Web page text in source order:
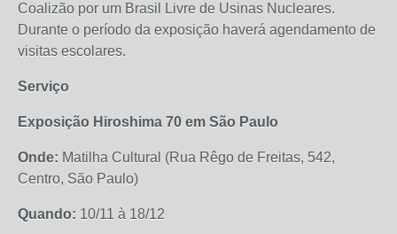
Coalizão por um Brasil Livre de Usinas Nucleares.
Durante o período da exposição haverá agendamento de
visitas escolares.
Serviço
Exposição Hiroshima 70 em São Paulo
Onde: Matilha Cultural (Rua Rêgo de Freitas, 542,
Centro, São Paulo)
Quando: 10/11 à 18/12